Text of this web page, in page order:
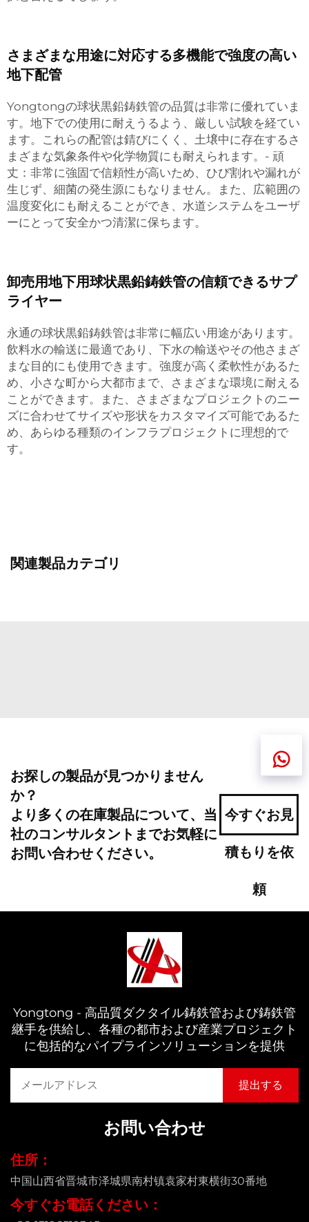
さまざまな用途に対応する多機能で強度の高い
地下配管
Yongtongの球状黒鉛鋳鉄管の品質は非常に優れていま
す。地下での使用に耐えうるよう、厳しい試験を経てい
ます。これらの配管は錆びにくく、土壌中に存在するさ
まざまな気象条件や化学物質にも耐えられます。- 頑
丈：非常に強固で信頼性が高いため、ひび割れや漏れが
生じず、細菌の発生源にもなりません。また、広範囲の
温度変化にも耐えることができ、水道システムをユーザ
ーにとって安全かつ清潔に保ちます。
卸売用地下用球状黒鉛鋳鉄管の信頼できるサプ
ライヤー
永通の球状黒鉛鋳鉄管は非常に幅広い用途があります。
飲料水の輸送に最適であり、下水の輸送やその他さまざ
まな目的にも使用できます。強度が高く柔軟性があるた
め、小さな町から大都市まで、さまざまな環境に耐える
ことができます。また、さまざまなプロジェクトのニー
ズに合わせてサイズや形状をカスタマイズ可能であるた
め、あらゆる種類のインフラプロジェクトに理想的で
す。
関連製品カテゴリ
お探しの製品が見つかりません
か？
より多くの在庫製品について、当
社のコンサルタントまでお気軽に
お問い合わせください。
今すぐお見
積もりを依
頼
Yongtong - 高品質ダクタイル鋳鉄管および鋳鉄管
継手を供給し、各種の都市および産業プロジェクト
に包括的なパイプラインソリューションを提供
お問い合わせ
住所：
中国山西省晋城市泽城県南村镇袁家村東横街30番地
今すぐお電話ください：